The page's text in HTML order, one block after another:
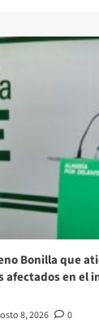
Bonilla que
afectados en el
8, 2026 0